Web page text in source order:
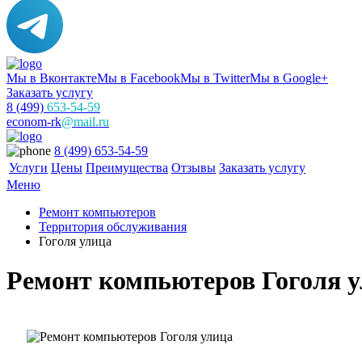
Мы в ВконтактеМы в FacebookМы в TwitterМы в Google+
Заказать услугу
8 (499) 653-54-59
econom-rk@mail.ru
8 (499) 653-54-59
Услуги Цены Преимущества Отзывы Заказать услугу
Меню
Ремонт компьютеров
Территория обслуживания
Гоголя улица
Ремонт компьютеров Гоголя